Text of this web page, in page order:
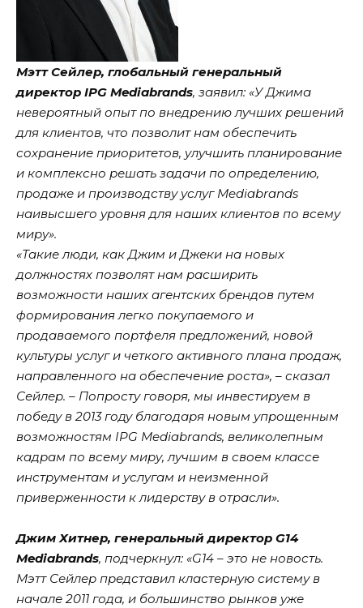
Мэтт Сейлер, глобальный генеральный
директор IPG Mediabrands, заявил: «У Джима
невероятный опыт по внедрению лучших решений
для клиентов, что позволит нам обеспечить
сохранение приоритетов, улучшить планирование
и комплексно решать задачи по определению,
продаже и производству услуг Mediabrands
наивысшего уровня для наших клиентов по всему
миру».
«Такие люди, как Джим и Джеки на новых
должностях позволят нам расширить
возможности наших агентских брендов путем
формирования легко покупаемого и
продаваемого портфеля предложений, новой
культуры услуг и четкого активного плана продаж,
направленного на обеспечение роста», – сказал
Сейлер. – Попросту говоря, мы инвестируем в
победу в 2013 году благодаря новым упрощенным
возможностям IPG Mediabrands, великолепным
кадрам по всему миру, лучшим в своем классе
инструментам и услугам и неизменной
приверженности к лидерству в отрасли».
Джим Хитнер, генеральный директор G14
Mediabrands, подчеркнул: «G14 – это не новость.
Мэтт Сейлер представил кластерную систему в
начале 2011 года, и большинство рынков уже